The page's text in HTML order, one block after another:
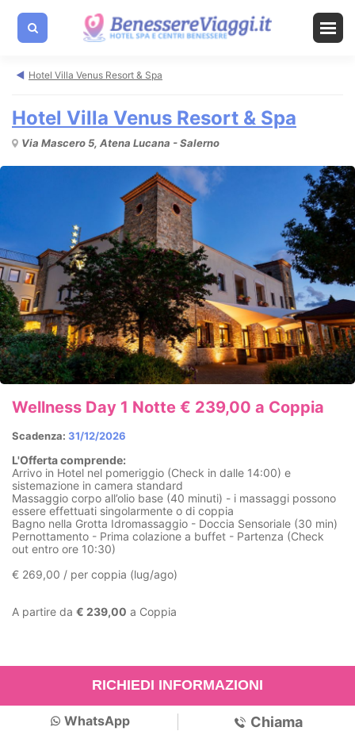
Hotel Villa Venus Resort & Spa
Hotel Villa Venus Resort & Spa
Via Mascero 5, Atena Lucana - Salerno
Scadenza: 31/12/2026
Wellness Day 1 Notte € 239,00 a Coppia
L'Offerta comprende:
Arrivo in Hotel nel pomeriggio (Check in dalle 14:00) e
sistemazione in camera standard
Massaggio corpo all’olio base (40 minuti) - i massaggi possono
essere effettuati singolarmente o di coppia
Bagno nella Grotta Idromassaggio - Doccia Sensoriale (30 min)
Pernottamento - Prima colazione a buffet - Partenza (Check
out entro ore 10:30)
€ 269,00 / per coppia (lug/ago)
A partire da € 239,00 a Coppia
RICHIEDI INFORMAZIONI
WhatsApp Chiama